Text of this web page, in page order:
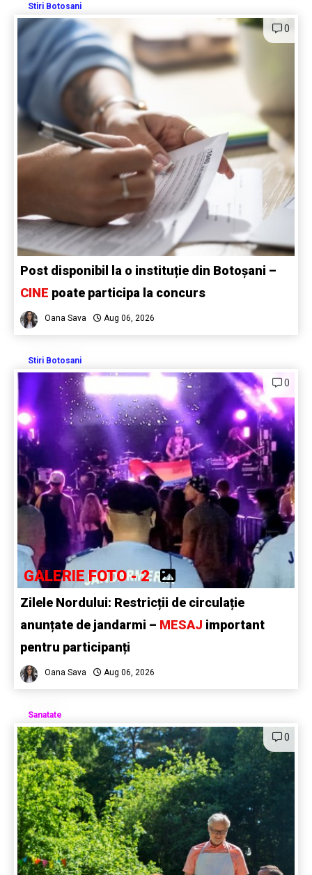
Stiri Botosani
0
Post disponibil la o instituție din Botoșani –
CINE poate participa la concurs
Oana Sava Aug 06, 2026
Stiri Botosani
0
GALERIE FOTO - 2
Zilele Nordului: Restricții de circulație
anunțate de jandarmi – MESAJ important
pentru participanți
Oana Sava Aug 06, 2026
Sanatate
0